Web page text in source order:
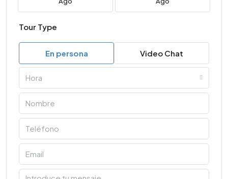
Tour Type
En persona Video Chat
Hora